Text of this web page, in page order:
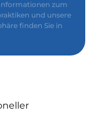
zum
und unsere
finden Sie in